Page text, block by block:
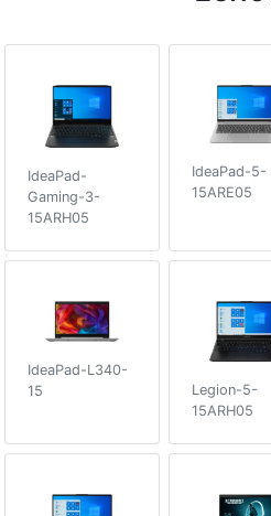
IdeaPad-
Gaming-3-
15ARH05
IdeaPad-5-
15ARE05
IdeaPad-L340-
15
Legion-5-
15ARH05